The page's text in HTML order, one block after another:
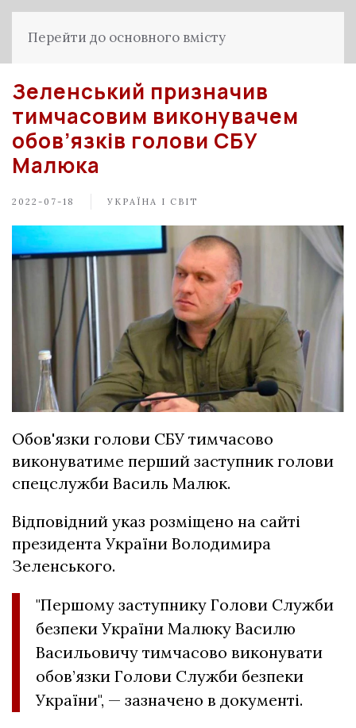
Перейти до основного вмісту
Зеленський призначив
тимчасовим виконувачем
обов’язків голови СБУ
Малюка
2022-07-18 УКРАЇНА І СВІТ
Обов'язки голови СБУ тимчасово
виконуватиме перший заступник голови
спецслужби Василь Малюк.
Відповідний указ розміщено на сайті
президента України Володимира
Зеленського.
"Першому заступнику Голови Служби
безпеки України Малюку Василю
Васильовичу тимчасово виконувати
обов’язки Голови Служби безпеки
України", — зазначено в документі.